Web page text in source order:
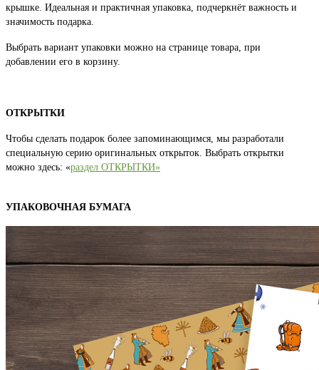
крышке. Идеальная и практичная упаковка, подчеркнёт важность и
значимость подарка.
Выбрать вариант упаковки можно на странице товара, при
добавлении его в корзину.
ОТКРЫТКИ
Чтобы сделать подарок более запоминающимся, мы разработали
специальную серию оригинальных открыток. Выбрать открытки
можно здесь: «раздел ОТКРЫТКИ»
УПАКОВОЧНАЯ БУМАГА